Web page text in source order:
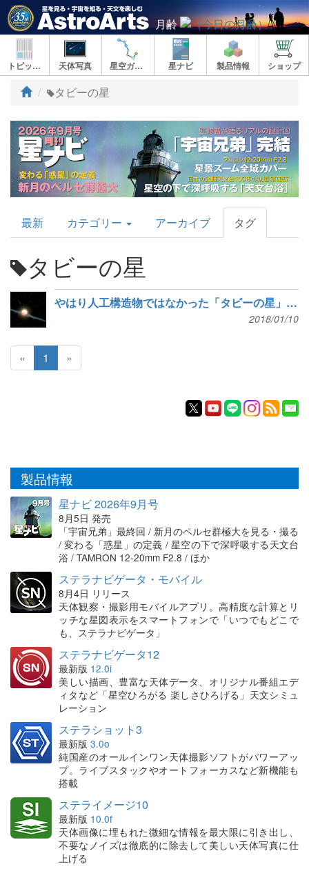
月齢
トピックス 天体写真 星空ガイド 星ナビ 製品情報 ショップ
ト
プ
タビーの星
AstroArts
Topics
最新 カテゴリー アーカイブ タグ
タビーの星
やはり人工構造物ではなかった「タビーの星」の謎の減光
2018/01/10
« 1 »
製品情報
星ナビ 2026年9月号
8月5日 発売
「宇宙兄弟」最終回 / 新月のペルセ群極大を見る・撮る
/ 変わる「惑星」の定義 / 星空の下で深呼吸する天文台
浴 / TAMRON 12-20mm F2.8 / ほか
ステラナビゲータ・モバイル
8月4日 リリース
天体観察・撮影用モバイルアプリ。高精度な計算とリ
ッチな星図表示をスマートフォンで「いつでもどこで
も、ステラナビゲータ」
ステラナビゲータ12
最新版 12.0i
美しい描画、豊富な天体データ、オリジナル番組エデ
ィタなど「星空ひろがる 楽しさひろげる」天文シミュ
レーション
ステラショット3
最新版 3.0o
純国産のオールインワン天体撮影ソフトがパワーアッ
プ。ライブスタックやオートフォーカスなど新機能も
搭載
ステライメージ10
最新版 10.0f
天体画像に埋もれた微細な情報を最大限に引き出し、
不要なノイズは徹底的に除去して美しい天体写真に仕
上げる